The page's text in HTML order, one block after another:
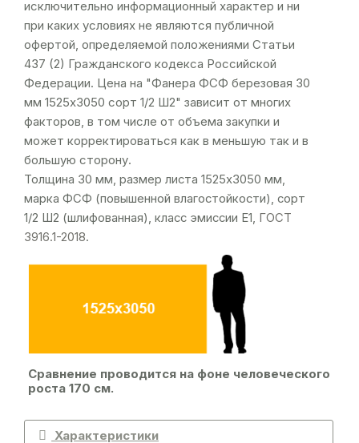
исключительно информационный характер и ни
при каких условиях не являются публичной
офертой, определяемой положениями Статьи
437 (2) Гражданского кодекса Российской
Федерации. Цена на "Фанера ФСФ березовая 30
мм 1525х3050 сорт 1/2 Ш2" зависит от многих
факторов, в том числе от объема закупки и
может корректироваться как в меньшую так и в
большую сторону.
Толщина 30 мм, размер листа 1525х3050 мм,
марка ФСФ (повышенной влагостойкости), сорт
1/2 Ш2 (шлифованная), класс эмиссии Е1, ГОСТ
3916.1-2018.
Сравнение проводится на фоне человеческого
роста 170 см.
Характеристики